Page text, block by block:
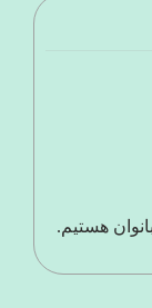
هستیم.